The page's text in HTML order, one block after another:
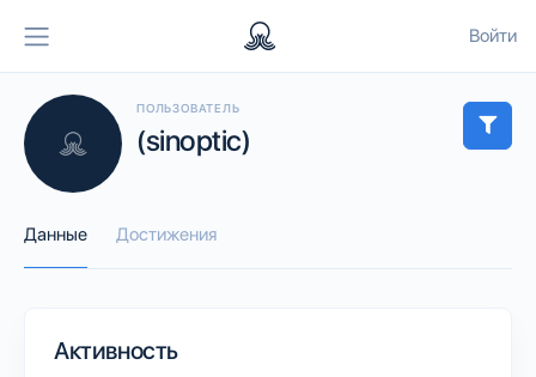
Войти
ПОЛЬЗОВАТЕЛЬ
(sinoptic)
Данные Достижения
Активность